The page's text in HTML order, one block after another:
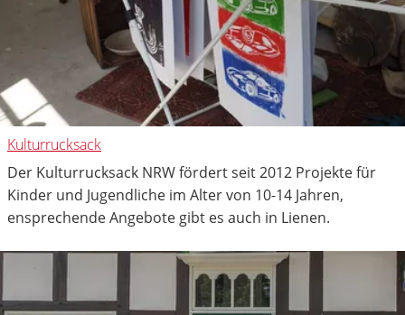
Kulturrucksack
Der Kulturrucksack NRW fördert seit 2012 Projekte für
Kinder und Jugendliche im Alter von 10-14 Jahren,
ensprechende Angebote gibt es auch in Lienen.